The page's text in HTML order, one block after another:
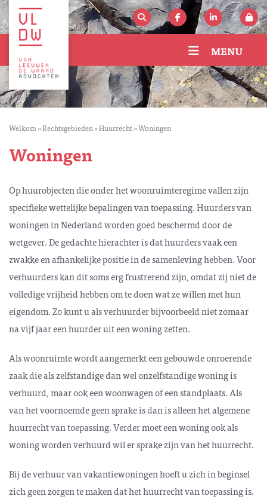
MENU
Welkom»Rechtsgebieden»Huurrecht»Woningen
Woningen
Op huurobjecten die onder het woonruimteregime vallen zijn
specifieke wettelijke bepalingen van toepassing. Huurders van
woningen in Nederland worden goed beschermd door de
wetgever. De gedachte hierachter is dat huurders vaak een
zwakke en afhankelijke positie in de samenleving hebben. Voor
verhuurders kan dit soms erg frustrerend zijn, omdat zij niet de
volledige vrijheid hebben om te doen wat ze willen met hun
eigendom. Zo kunt u als verhuurder bijvoorbeeld niet zomaar
na vijf jaar een huurder uit een woning zetten.
Als woonruimte wordt aangemerkt een gebouwde onroerende
zaak die als zelfstandige dan wel onzelfstandige woning is
verhuurd, maar ook een woonwagen of een standplaats. Als
van het voornoemde geen sprake is dan is alleen het algemene
huurrecht van toepassing. Verder moet een woning ook als
woning worden verhuurd wil er sprake zijn van het huurrecht.
Bij de verhuur van vakantiewoningen hoeft u zich in beginsel
zich geen zorgen te maken dat het huurrecht van toepassing is.